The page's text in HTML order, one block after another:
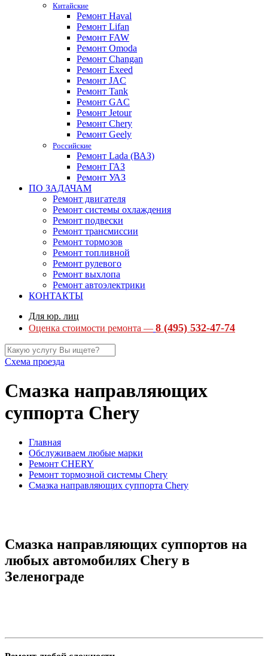
Китайские
Ремонт Haval
Ремонт Lifan
Ремонт FAW
Ремонт Omoda
Ремонт Changan
Ремонт Exeed
Ремонт JAC
Ремонт Tank
Ремонт GAC
Ремонт Jetour
Ремонт Chery
Ремонт Geely
Российские
Ремонт Lada (ВАЗ)
Ремонт ГАЗ
Ремонт УАЗ
ПО ЗАДАЧАМ
Ремонт двигателя
Ремонт системы охлаждения
Ремонт подвески
Ремонт трансмиссии
Ремонт тормозов
Ремонт топливной
Ремонт рулевого
Ремонт выхлопа
Ремонт автоэлектрики
КОНТАКТЫ
Для юр. лиц
Оценка стоимости ремонта — 8 (495) 532-47-74
Схема проезда
Смазка направляющих
суппорта Chery
Главная
Обслуживаем любые марки
Ремонт CHERY
Ремонт тормозной системы Chery
Смазка направляющих суппорта Chery
Смазка направляющих суппортов на
любых автомобилях Chery в
Зеленограде